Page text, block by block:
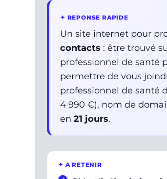
✦ REPONSE RAPIDE
Un site internet pour
contacts : être trouvé
professionnel de santé
permettre de vous
professionnel de santé
4 990 €), nom de
en 21 jours.
✦ A RETENIR